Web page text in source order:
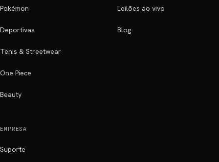
Pokémon
Deportivas
Tenis & Streetwear
One Piece
Beauty
Leilões ao vivo
Blog
EMPRESA
Suporte